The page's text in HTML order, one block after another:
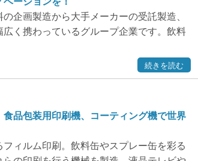
企画製造から大手メーカーの受託製造、
く携わっているグループ企業です。飲料
続きを読む
品包装用印刷機、コーティング機で世界
ィルム印刷。飲料缶やスプレー缶を彩る